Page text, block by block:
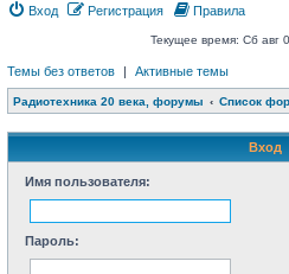
Вход Регистрация Правила
Текущее время: Сб авг
Темы без ответов | Активные темы
Радиотехника 20 века, форумы Список
Вход
Имя пользователя:
Пароль: